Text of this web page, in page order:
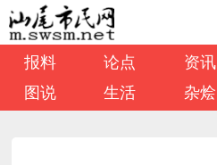
报料 论点 资讯
图说
生活 杂烩